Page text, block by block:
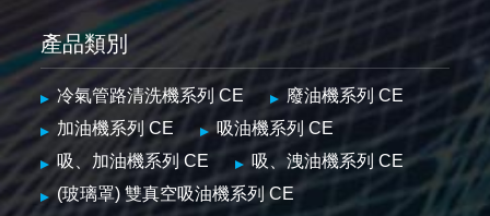
產品類別
冷氣管路清洗機系列 CE
廢油機系列 CE
加油機系列 CE
吸油機系列 CE
吸、加油機系列 CE
吸、洩油機系列 CE
(玻璃罩) 雙真空吸油機系列 CE